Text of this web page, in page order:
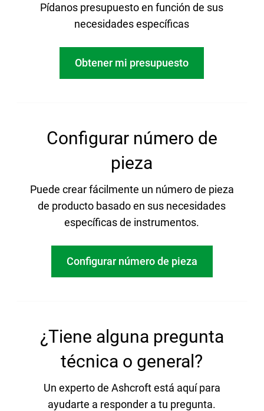
Pídanos presupuesto en función de sus
necesidades específicas
Obtener mi presupuesto
Configurar número de
pieza
Puede crear fácilmente un número de pieza
de producto basado en sus necesidades
específicas de instrumentos.
Configurar número de pieza
¿Tiene alguna pregunta
técnica o general?
Un experto de Ashcroft está aquí para
ayudarte a responder a tu pregunta.